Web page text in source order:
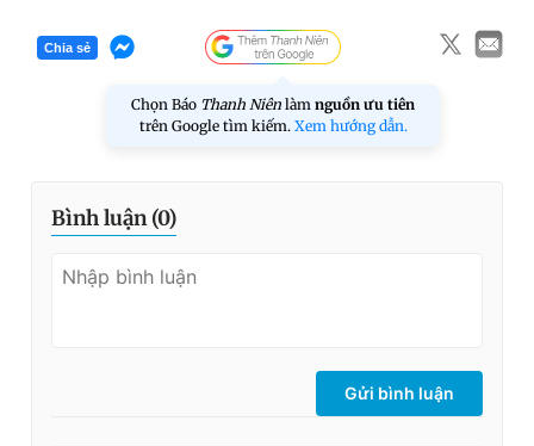
Chia sẻ
Chọn Báo Thanh Niên làm nguồn ưu tiên
trên Google tìm kiếm. Xem hướng dẫn.
Bình luận (0)
Gửi bình luận